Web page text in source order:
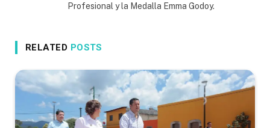
Profesional y la Medalla Emma Godoy.
RELATED POSTS